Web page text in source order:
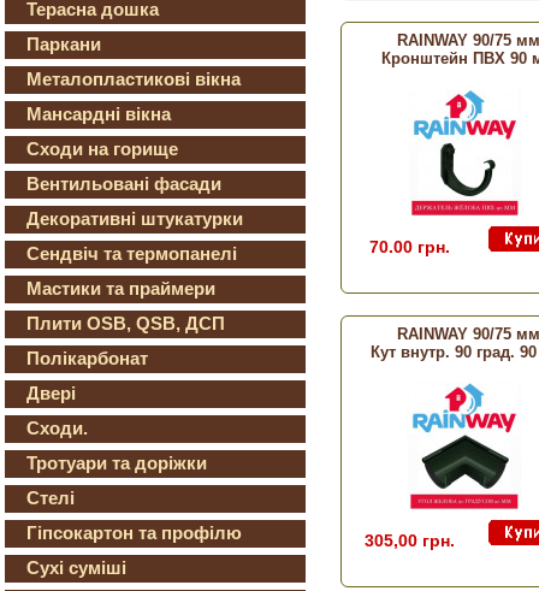
Терасна дошка
Паркани
Металопластикові вікна
Мансардні вікна
Сходи на горище
Вентильовані фасади
Декоративні штукатурки
Сендвіч та термопанелі
Мастики та праймери
Плити OSB, QSB, ДСП
Полікарбонат
Двері
Сходи.
Тротуари та доріжки
Стелі
Гіпсокартон та профілю
Сухі суміші
RAINWAY 90/75 мм
Кронштейн ПВХ 90
70.00 грн.
RAINWAY 90/75 мм
Кут внутр. 90 град.
305,00 грн.